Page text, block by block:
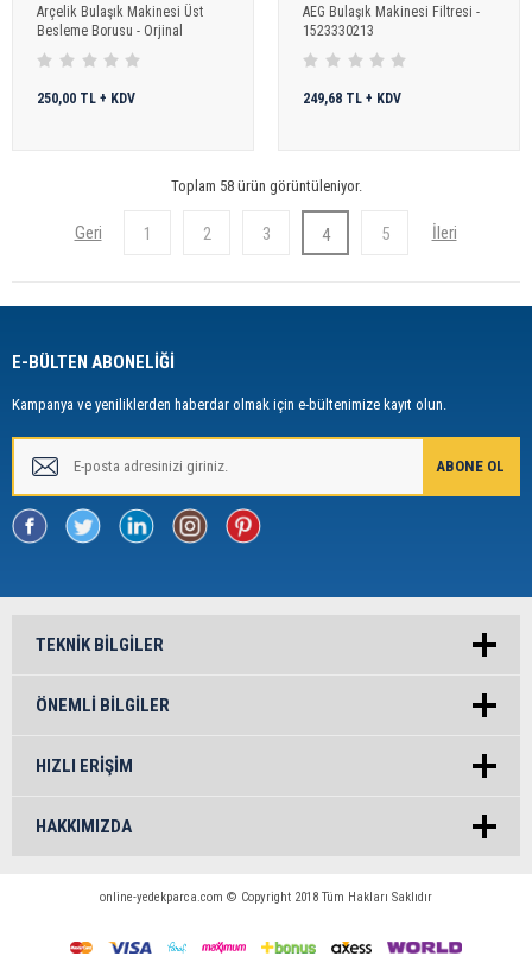
Arçelik Bulaşık Makinesi Üst
Besleme Borusu - Orjinal
250,00 TL + KDV
AEG Bulaşık Makinesi Filtresi -
1523330213
249,68 TL + KDV
Toplam 58 ürün görüntüleniyor.
1 2 3 4 5
E-BÜLTEN ABONELİĞİ
Kampanya ve yeniliklerden haberdar olmak için e-bültenimize kayıt olun.
TEKNIK BILGILER
ÖNEMLI BILGILER
HIZLI ERIŞIM
HAKKIMIZDA
online-yedekparca.com © Copyright 2018 Tüm Hakları Saklıdır